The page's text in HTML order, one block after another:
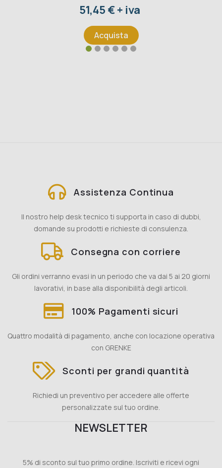
Prezzo
51,45 € + iva
Acquista
Assistenza Continua
Il nostro help desk tecnico ti supporta in caso di dubbi,
domande su prodotti e richieste di consulenza.
Consegna con corriere
Gli ordini verranno evasi in un periodo che va dai 5 ai 20 giorni
lavorativi, in base alla disponibilità degli articoli.
100% Pagamenti sicuri
Quattro modalità di pagamento, anche con locazione operativa
con GRENKE
Sconti per grandi quantità
Richiedi un preventivo per accedere alle offerte
personalizzate sul tuo ordine.
NEWSLETTER
5% di sconto sul tuo primo ordine. Iscriviti e ricevi ogni